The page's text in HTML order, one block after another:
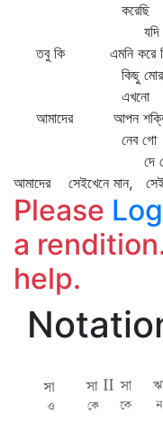
করেছি মাথা
যদি বা দেয়
তবু কি এমনি করে ফিরব
কিছু মোর নেই
এখনো হয় নি
আমাদের আপন শক্তি
নেব গো মেগে-
দে গো তোর
আমাদের সেইখেনে মান,
Please
a
help.